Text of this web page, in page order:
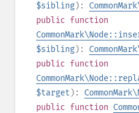
$sibling):
public function
$sibling):
public function
$target ):
public function